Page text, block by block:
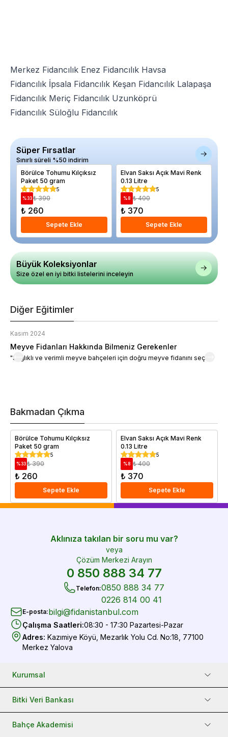
Merkez Fidancılık Enez Fidancılık Havsa
Fidancılık İpsala Fidancılık Keşan Fidancılık Lalapaşa
Fidancılık Meriç Fidancılık Uzunköprü
Fidancılık Süloğlu Fidancılık
Süper Fırsatlar
Sınırlı süreli %50 indirim
Börülce Tohumu Kılçıksız
Paket 50 gram
5
%33 ₺ 390
₺ 260
Sepete Ekle
Elvan Saksı Açık Mavi Renk
0.13 Litre
5
% 8 ₺ 400
₺ 370
Sepete Ekle
Büyük Koleksiyonlar
Size özel en iyi bitki listelerini inceleyin
Diğer Eğitimler
Kasım 2024
Meyve Fidanları Hakkında Bilmeniz Gerekenler
"Sağlıklı ve verimli meyve bahçeleri için doğru meyve fidanını seçin."
Bakmadan Çıkma
Börülce Tohumu Kılçıksız
Paket 50 gram
5
%33 ₺ 390
₺ 260
Sepete Ekle
Elvan Saksı Açık Mavi Renk
0.13 Litre
5
% 8 ₺ 400
₺ 370
Sepete Ekle
Aklınıza takılan bir soru mu var?
veya
Çözüm Merkezi Arayın
0 850 888 34 77
Telefon:0850 888 34 77
0226 814 00 41
E-posta:bilgi@fidanistanbul.com
Çalışma Saatleri:08:30 - 17:30 Pazartesi-Pazar
Adres: Kazımiye Köyü, Mezarlık Yolu Cd. No:18, 77100
Merkez Yalova
Kurumsal
Bitki Veri Bankası
Bahçe Akademisi